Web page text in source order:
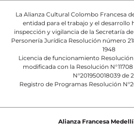
La Alianza Cultural Colombo Francesa
entidad para el trabajo y el desarrollo
inspección y vigilancia de la Secretaría
Personería Jurídica Resolución número
1948
Licencia de funcionamiento Resolución
modificada con la Resolución
N°201950018039 de
Registro de Programas Resolución
Alianza Francesa